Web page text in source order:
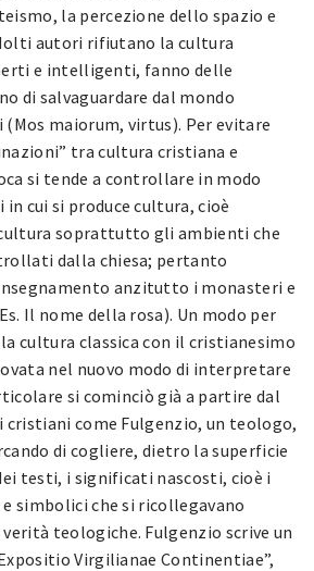
la percezione dello spazio e
autori rifiutano la cultura
e intelligenti, fanno delle
di salvaguardare dal mondo
maiorum, virtus). Per evitare
tra cultura cristiana e
si tende a controllare in modo
cui si produce cultura, cioè
soprattutto gli ambienti che
dalla chiesa; pertanto
anzitutto i monasteri e
Il nome della rosa). Un modo per
cultura classica con il cristianesimo
nel nuovo modo di interpretare
si cominciò già a partire dal
cristiani come Fulgenzio, un teologo,
di cogliere, dietro la superficie
testi, i significati nascosti, cioè i
simbolici che si ricollegavano
teologiche. Fulgenzio scrive un
Virgilianae Continentiae”,